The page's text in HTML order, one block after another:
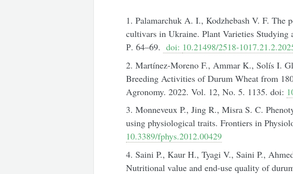
1. Palamarchuk A. I., Kodzhebash V. F. The
cultivars in Ukraine. Plant Varieties
Р. 64–69. doi: 10.21498/2518-
2. Martínez-Moreno F., Ammar K., Solís I.
Breeding Activities of Durum Wheat from
Agronomy. 2022. Vol. 12, No. 5. 1135. doi:
3. Monneveux P., Jing R., Misra S. C.
using physiological traits. Frontiers in
10.3389/fphys.2012.00429
4. Saini P., Kaur H., Tyagi V., Saini P.,
Nutritional value and end-use quality of